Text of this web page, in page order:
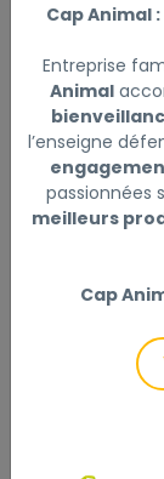
Livraison à
69€) :
Disponible
Crème
Cap Animal
Entreprise
Animal
l’enseigne
passionnées
meilleurs
Cap